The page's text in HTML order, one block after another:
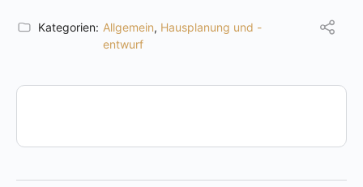
Kategorien: Allgemein, Hausplanung und -
entwurf